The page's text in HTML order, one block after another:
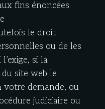
fins énoncées
le droit
ou de les
si la
du site web le
votre demande, ou
judiciaire ou